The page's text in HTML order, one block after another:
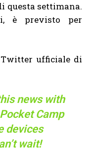
questa settimana.
è previsto per
Twitter ufficiale di
news with
Camp
devices
wait!